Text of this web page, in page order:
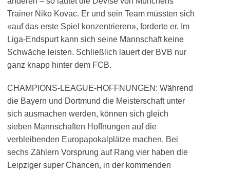
Trainer Niko Kovac. Er und sein Team müssten sich
«auf das erste Spiel konzentrieren», forderte er. Im
Liga-Endspurt kann sich seine Mannschaft keine
Schwäche leisten. Schließlich lauert der BVB nur
ganz knapp hinter dem FCB.
CHAMPIONS-LEAGUE-HOFFNUNGEN: Während
die Bayern und Dortmund die Meisterschaft unter
sich ausmachen werden, können sich gleich
sieben Mannschaften Hoffnungen auf die
verbleibenden Europapokalplätze machen. Bei
sechs Zählern Vorsprung auf Rang vier haben die
Leipziger super Chancen, in der kommenden